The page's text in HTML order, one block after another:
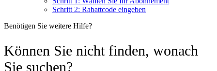
Schritt 2: Rabattcode eingeben
Benötigen Sie weitere Hilfe?
Können Sie nicht finden, wonach
Sie suchen?